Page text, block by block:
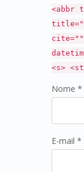
<abbr
<s>
Nome *
E-mail *